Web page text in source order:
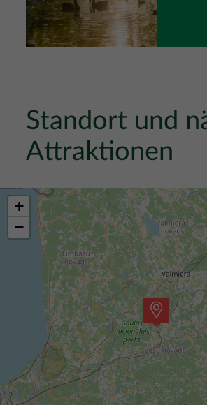
Standort und
Attraktionen
+
−